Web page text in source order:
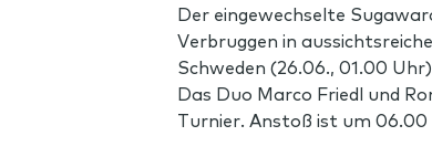
Der eingewechselte
Verbruggen in
Schweden (26.06., 01.00
Das Duo Marco Friedl und
Turnier. Anstoß ist um 06.00